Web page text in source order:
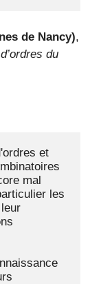
de Nancy),
du
et
mal
les